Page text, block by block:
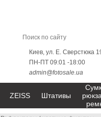
Киев, ул. Е. Сверстюка
ПН-ПТ 09:01 -18:00
admin@fotosale.ua
ZEISS Штативы